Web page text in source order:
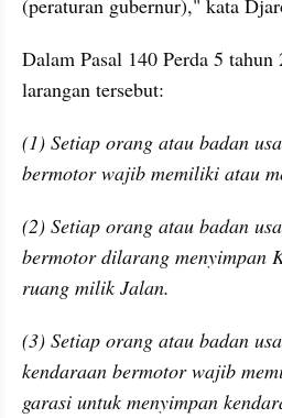
(peraturan gubernur)," kata
Dalam Pasal 140 Perda 5
larangan tersebut:
(1) Setiap orang atau badan
bermotor wajib memiliki atau
(2) Setiap orang atau badan
bermotor dilarang menyimpan
ruang milik Jalan.
(3) Setiap orang atau badan
kendaraan bermotor wajib
garasi untuk menyimpan